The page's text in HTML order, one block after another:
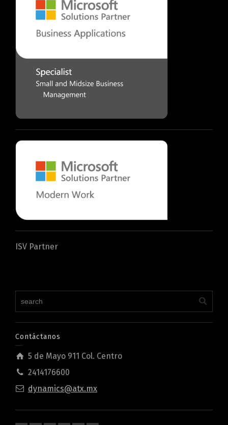
ISV Partner
Contáctanos
5 de Mayo 911 Col. Centro
2414176600
dynamics@atx.mx